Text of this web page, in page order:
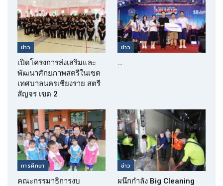
ข่าว
เปิดโครงการส่งเสริมและ
พัฒนาศักยภาพสตรีในเขต
เทศบาลนครเชียงราย สตรี
สัญจร เขต 2
ข่าว
…
การศึกษา
คณะกรรมาธิการงบ
ข่าว
ผนึกกำลัง Big Cleaning